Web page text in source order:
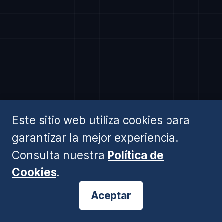
⚠️ AVISO ESMA:Información generada por IA. No es asesoramiento financiero ni recomendación de
© 2026 BlogForex.es
Este sitio web utiliza cookies para
garantizar la mejor experiencia.
Consulta nuestra Política de
Cookies.
Aceptar